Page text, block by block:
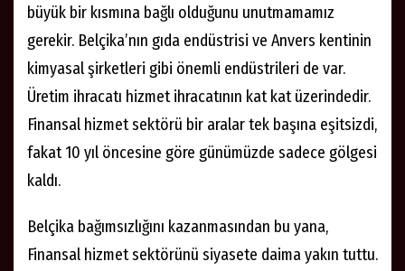
büyük bir kısmına bağlı olduğunu unutmamamız
gerekir. Belçika’nın gıda endüstrisi ve Anvers kentinin
kimyasal şirketleri gibi önemli endüstrileri de var.
Üretim ihracatı hizmet ihracatının kat kat üzerindedir.
Finansal hizmet sektörü bir aralar tek başına eşitsizdi,
fakat 10 yıl öncesine göre günümüzde sadece gölgesi
kaldı.
Belçika bağımsızlığını kazanmasından bu yana,
Finansal hizmet sektörünü siyasete daima yakın tuttu.